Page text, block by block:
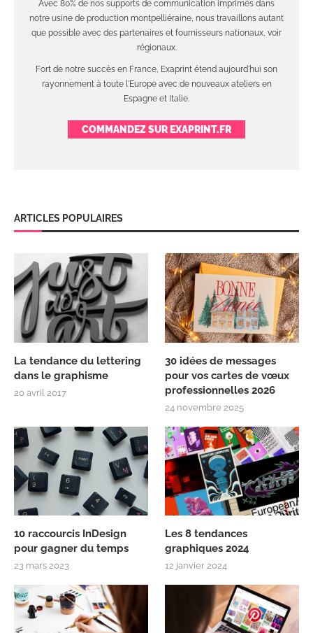
Avec 80% de nos supports de communication imprimés dans
notre usine de production montpelliéraine, nous travaillons autant
que possible avec des partenaires et fournisseurs nationaux, voir
régionaux.
Fort de notre succès en France, Exaprint étend aujourd'hui son
rayonnement à toute l'Europe avec de nouveaux ateliers en
Espagne et Italie.
COMMANDEZ SUR EXAPRINT.FR
ARTICLES POPULAIRES
La tendance du lettering
dans le graphisme
20 avril 2017
30 idées de messages
pour vos cartes de vœux
professionnelles 2026
24 novembre 2025
10 raccourcis InDesign
pour gagner du temps
23 mars 2023
Les 8 tendances
graphiques 2024
12 janvier 2024